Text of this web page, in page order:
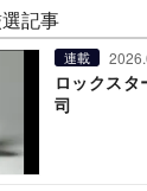
記事
連載
ロックス
司